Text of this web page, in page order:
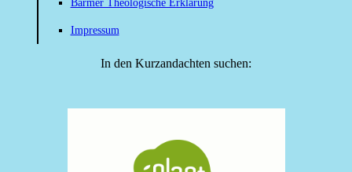
Barmer Theologische Erklärung
Impressum
In den Kurzandachten suchen: